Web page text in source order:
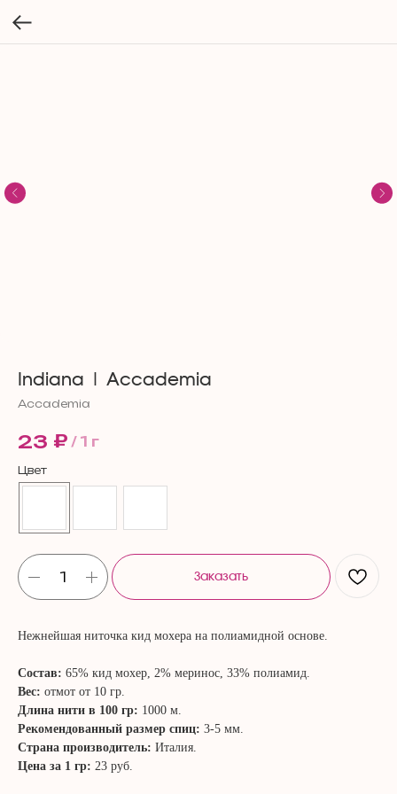
Indiana | Accademia
Accademia
23 ₽ / 1 г
Цвет
Заказать
Нежнейшая ниточка кид мохера на полиамидной основе.
Состав: 65% кид мохер, 2% меринос, 33% полиамид.
Вес: отмот от 10 гр.
Длина нити в 100 гр: 1000 м.
Рекомендованный размер спиц: 3-5 мм.
Страна производитель: Италия.
Цена за 1 гр: 23 руб.